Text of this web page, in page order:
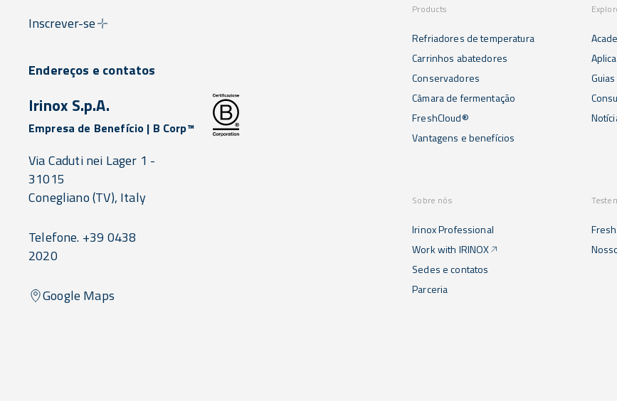
Inscrever-se
Products
Refriadores de temperatura
Carrinhos abatedores
Conservadores
Câmara de fermentação
FreshCloud®
Vantagens e benefícios
Sobre nós
Irinox Professional
Work with IRINOX
Sedes e contatos
Parceria
Endereços e contatos
Irinox S.p.A.
Empresa de Benefício | B Corp™
Via Caduti nei Lager 1 -
31015
Conegliano(TV), Italy
Telefone. +39 0438
2020
Google Maps